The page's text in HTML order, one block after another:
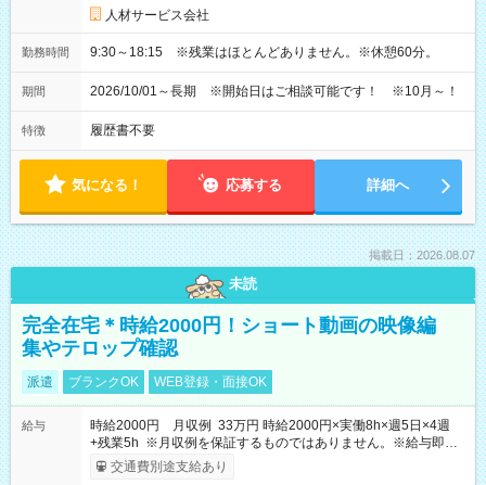
人材サービス会社
勤務時間 9:30～18:15 ※残業はほとんどありません。※休憩60分。
期間 2026/10/01～長期 ※開始日はご相談可能です！ ※10月～！
特徴 履歴書不要
気になる！ 応募する 詳細へ
掲載日：2026.08.07
未読
完全在宅＊時給2000円！ショート動画の映像編
集やテロップ確認
派遣 ブランクOK WEB登録・面接OK
給与
時給2000円 月収例 33万円 時給2000円×実働8h×週5日×4週
+残業5h ※月収例を保証するものではありません。※給与即受
取りサービス利用可（利用条件有）
交通費別途支給あり